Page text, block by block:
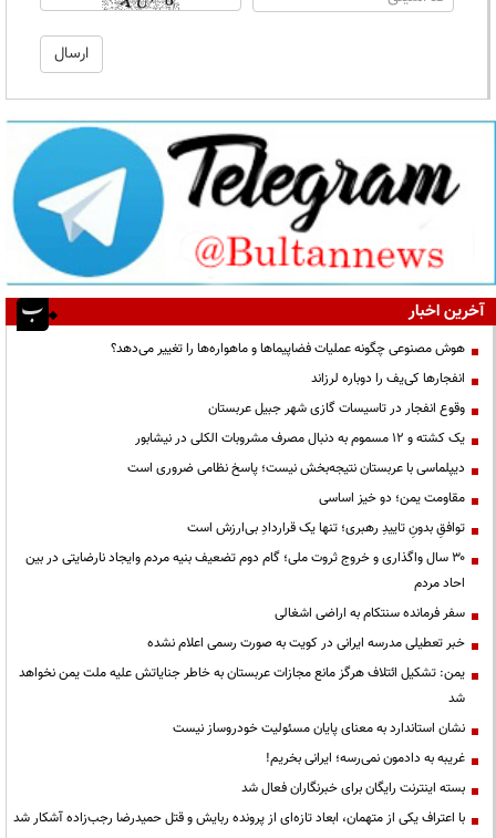
آخرین اخبار
هوش مصنوعی چگونه عملیات فضاپیماها و ماهواره‌ها را تغییر می‌دهد؟
انفجارها کی‌یف را دوباره لرزاند
وقوع انفجار در تاسیسات گازی شهر جبیل عربستان
یک کشته و ۱۲ مسموم به دنبال مصرف مشروبات الکلی در نیشابور
دیپلماسی با عربستان نتیجه‌بخش نیست؛ پاسخ نظامی ضروری است
مقاومت یمن؛ دو خیز اساسی
توافقِ بدونِ تاییدِ رهبری؛ تنها یک قراردادِ بی‌ارزش است
۳۰ سال واگذاری و خروج ثروت ملی؛ گام دوم تضعیف بنیه مردم وایجاد نارضایتی در بین
احاد مردم
سفر فرمانده سنتکام به اراضی اشغالی
خبر تعطیلی مدرسه ایرانی در کویت به صورت رسمی اعلام نشده
یمن: تشکیل ائتلاف هرگز مانع مجازات عربستان به خاطر جنایاتش علیه ملت یمن نخواهد
شد
نشان استاندارد به معنای پایان مسئولیت خودروساز نیست
غریبه به دادمون نمی‌رسه؛ ایرانی بخریم!
بسته اینترنت رایگان برای خبرنگاران فعال شد
با اعتراف یکی از متهمان، ابعاد تازه‌ای از پرونده ربایش و قتل حمیدرضا رجب‌زاده آشکار شد